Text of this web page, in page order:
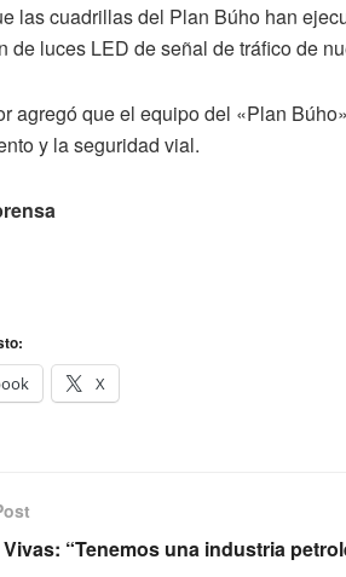
las cuadrillas del Plan Búho han
de luces LED de señal de tráfico de
agregó que el equipo del «Plan
y la seguridad vial.
X
Vivas: “Tenemos una industria